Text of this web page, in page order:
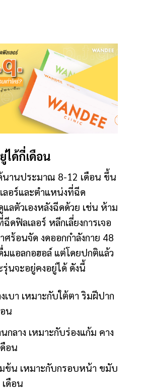
ได้กี่เดือน
นานประมาณ 8-12 เดือน ขึ้น
ลอร์และตำแหน่งที่ฉีด
ลตัวเองหลังฉีดด้วย เช่น ห้าม
ดฟิลเลอร์ หลีกเลี่ยงการเจอ
ศร้อนจัด งดออกกำลังกาย 48
มแอลกอฮอล์ แต่โดยปกติแล้ว
นจะอยู่คงอยู่ได้ ดังนี้
เบา เหมาะกับใต้ตา ริมฝีปาก
น
กลาง เหมาะกับร่องแก้ม คาง
อน
ข้น เหมาะกับกรอบหน้า ขมับ
ดือน